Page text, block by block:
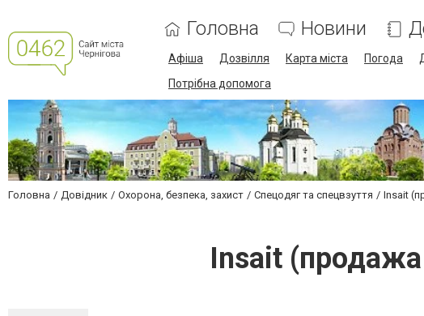
Головна Новини
Афіша Дозвілля Карта міста Погода
Потрібна допомога
Головна Довідник Охорона, безпека, захист Спецодяг та спецвзуття Insait
Insait